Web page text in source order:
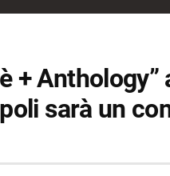
+ Anthology”
sarà un